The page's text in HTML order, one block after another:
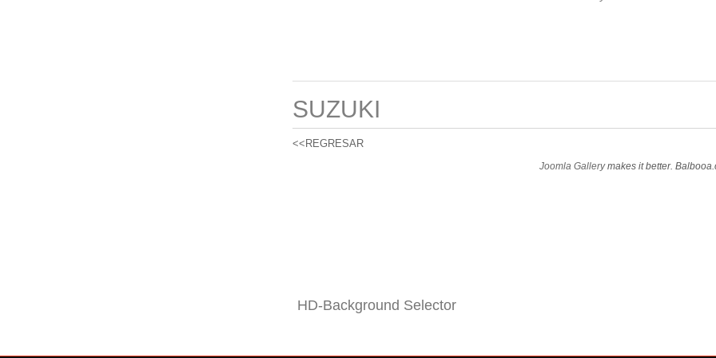
SUZUKI
<<REGRESAR
Joomla Gallerymakes it better.
HD-Background Selector